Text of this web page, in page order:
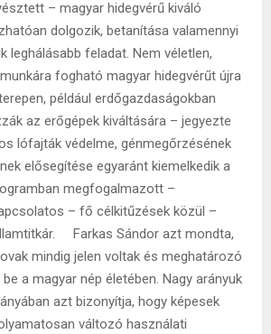
– magyar hidegvérű kiváló
dolgozik, betanítása valamennyi
leghálásabb feladat. Nem véletlen,
fogható magyar hidegvérűt újra
például erdőgazdaságokban
az erőgépek kiváltására – jegyezte
lófajták védelme, génmegőrzésének
elősegítése egyaránt kiemelkedik a
megfogalmazott –
– fő célkitűzések közül –
Farkas Sándor azt mondta,
mindig jelen voltak és meghatározó
a magyar nép életében. Nagy arányuk
azt bizonyítja, hogy képesek
változó használati